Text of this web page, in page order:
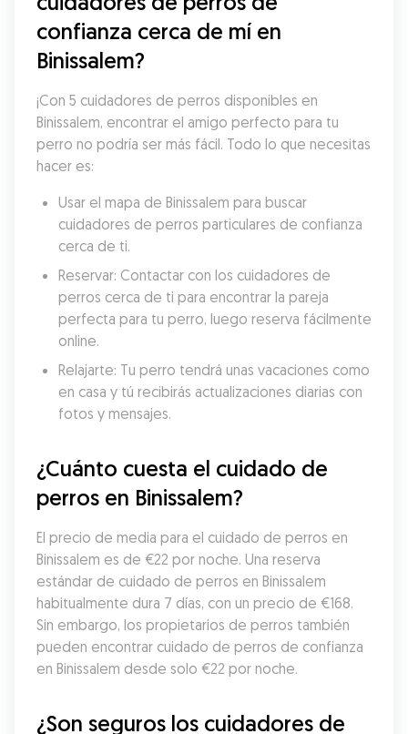
confianza cerca de mí en
Binissalem?
¡Con 5 cuidadores de perros disponibles en
Binissalem, encontrar el amigo perfecto para tu
perro no podría ser más fácil. Todo lo que necesitas
hacer es:
Usar el mapa de Binissalem para buscar
cuidadores de perros particulares de confianza
cerca de ti.
Reservar: Contactar con los cuidadores de
perros cerca de ti para encontrar la pareja
perfecta para tu perro, luego reserva fácilmente
online.
Relajarte: Tu perro tendrá unas vacaciones como
en casa y tú recibirás actualizaciones diarias con
fotos y mensajes.
¿Cuánto cuesta el cuidado de
perros en Binissalem?
El precio de media para el cuidado de perros en
Binissalem es de €22 por noche. Una reserva
estándar de cuidado de perros en Binissalem
habitualmente dura 7 días, con un precio de €168.
Sin embargo, los propietarios de perros también
pueden encontrar cuidado de perros de confianza
en Binissalem desde solo €22 por noche.
¿Son seguros los cuidadores de